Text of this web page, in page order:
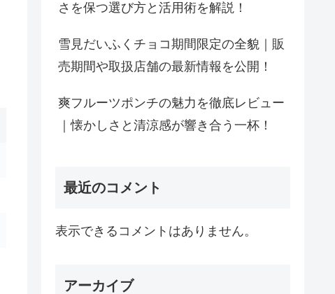
さを保つ選び方と活用術を解説！
雪見だいふくチョコ期間限定の全貌｜販
売期間や取扱店舗の最新情報を公開！
爽フルーツポンチの魅力を徹底レビュー
｜懐かしさと清涼感が響き合う一杯！
最近のコメント
表示できるコメントはありません。
アーカイブ